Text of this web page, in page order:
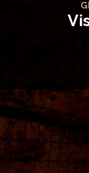
Salle des
Salle haute
Salle de la
Salle des
Salle de la